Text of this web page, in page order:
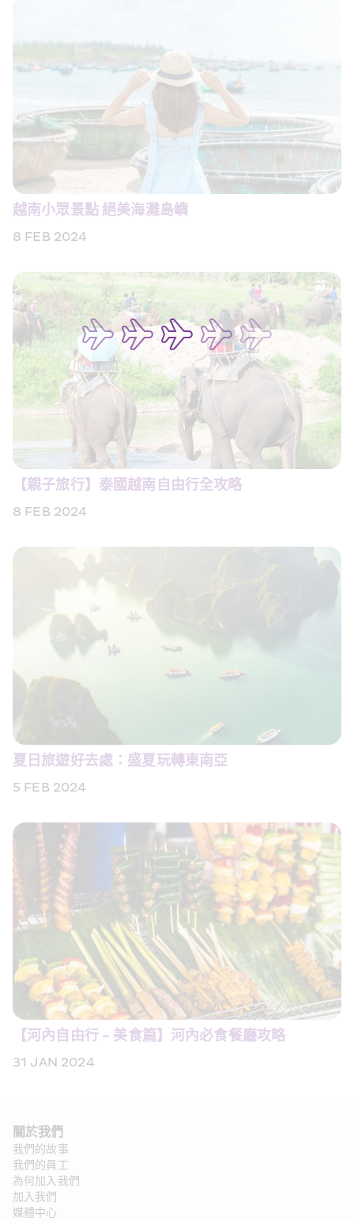
越南小眾景點 絕美海灘島嶼
8 FEB 2024
【親子旅行】泰國越南自由行全攻略
8 FEB 2024
夏日旅遊好去處：盛夏玩轉東南亞
5 FEB 2024
【河內自由行 - 美食篇】河內必食餐廳攻略
31 JAN 2024
關於我們
我們的故事
我們的員工
為何加入我們
加入我們
媒體中心